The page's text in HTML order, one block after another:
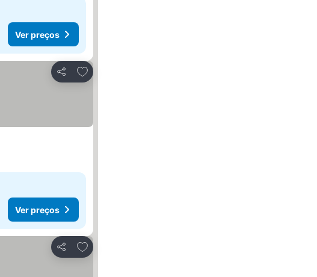
Ver preços
Partilhar
Adicionar aos favoritos
Ver preços
Partilhar
Adicionar aos favoritos